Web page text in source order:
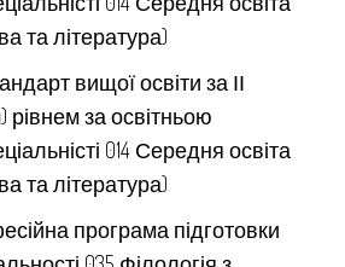
та література)
вищої освіти за ІІ
рівнем за освітньою
014 Середня освіта
та література)
програма підготовки